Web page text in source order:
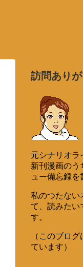
訪問あり
元シナリオラ
新刊漫画のう
ュー備忘録を
私のつたない
て、読みたい
す。
（このブロ
ています）